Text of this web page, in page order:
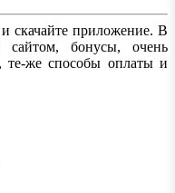
скачайте приложение. В
бонусы, очень
те-же способы оплаты и